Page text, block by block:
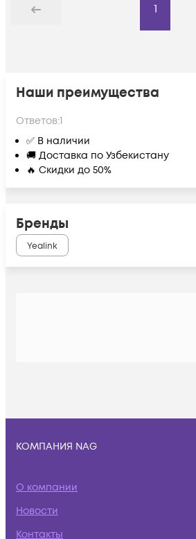
Назад
1
Наши преимущества
Ответов:1
✅ В наличии
🚚 Доставка по Узбекистану
🔥 Скидки до 50%
Бренды
Yealink
КОМПАНИЯ NAG
О компании
Новости
Контакты